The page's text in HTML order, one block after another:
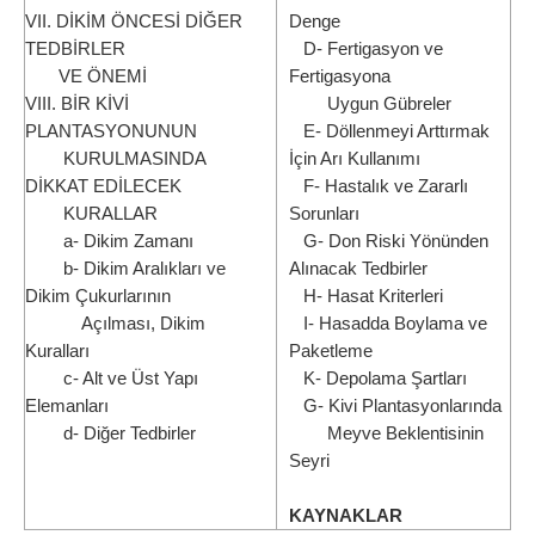
VII. DİKİM ÖNCESİ DİĞER
TEDBİRLER
VE ÖNEMİ
VIII. BİR KİVİ
PLANTASYONUNUN
KURULMASINDA
DİKKAT EDİLECEK
KURALLAR
a- Dikim Zamanı
b- Dikim Aralıkları ve
Dikim Çukurlarının
Açılması, Dikim
Kuralları
c- Alt ve Üst Yapı
Elemanları
d- Diğer Tedbirler
Denge
D- Fertigasyon ve
Fertigasyona
Uygun Gübreler
E- Döllenmeyi Arttırmak
İçin Arı Kullanımı
F- Hastalık ve Zararlı
Sorunları
G- Don Riski Yönünden
Alınacak Tedbirler
H- Hasat Kriterleri
I- Hasadda Boylama ve
Paketleme
K- Depolama Şartları
G- Kivi Plantasyonlarında
Meyve Beklentisinin
Seyri
KAYNAKLAR